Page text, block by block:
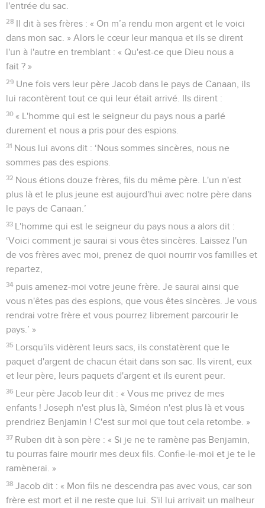
l'entrée du sac.
28 Il dit à ses frères : « On m’a rendu mon argent et le voici
dans mon sac. » Alors le cœur leur manqua et ils se dirent
l'un à l'autre en tremblant : « Qu'est-ce que Dieu nous a
fait ? »
29 Une fois vers leur père Jacob dans le pays de Canaan, ils
lui racontèrent tout ce qui leur était arrivé. Ils dirent :
30 « L'homme qui est le seigneur du pays nous a parlé
durement et nous a pris pour des espions.
31 Nous lui avons dit : ‘Nous sommes sincères, nous ne
sommes pas des espions.
32 Nous étions douze frères, fils du même père. L'un n'est
plus là et le plus jeune est aujourd'hui avec notre père dans
le pays de Canaan.’
33 L'homme qui est le seigneur du pays nous a alors dit :
‘Voici comment je saurai si vous êtes sincères. Laissez l'un
de vos frères avec moi, prenez de quoi nourrir vos familles et
repartez,
34 puis amenez-moi votre jeune frère. Je saurai ainsi que
vous n'êtes pas des espions, que vous êtes sincères. Je vous
rendrai votre frère et vous pourrez librement parcourir le
pays.’ »
35 Lorsqu'ils vidèrent leurs sacs, ils constatèrent que le
paquet d'argent de chacun était dans son sac. Ils virent, eux
et leur père, leurs paquets d'argent et ils eurent peur.
36 Leur père Jacob leur dit : « Vous me privez de mes
enfants ! Joseph n'est plus là, Siméon n'est plus là et vous
prendriez Benjamin ! C'est sur moi que tout cela retombe. »
37 Ruben dit à son père : « Si je ne te ramène pas Benjamin,
tu pourras faire mourir mes deux fils. Confie-le-moi et je te le
ramènerai. »
38 Jacob dit : « Mon fils ne descendra pas avec vous, car son
frère est mort et il ne reste que lui. S'il lui arrivait un malheur